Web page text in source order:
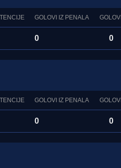
GOLOVI IZ PENALA GOLOVI
0 0
GOLOVI IZ PENALA GOLOVI
0 0